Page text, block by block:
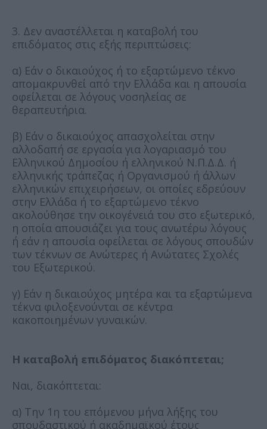
3. Δεν αναστέλλεται η καταβολή του
επιδόματος στις εξής περιπτώσεις:
α) Εάν ο δικαιούχος ή το εξαρτώμενο τέκνο
απομακρυνθεί από την Ελλάδα και η απουσία
οφείλεται σε λόγους νοσηλείας σε
θεραπευτήρια.
β) Εάν ο δικαιούχος απασχολείται στην
αλλοδαπή σε εργασία για λογαριασμό του
Ελληνικού Δημοσίου ή ελληνικού Ν.Π.Δ.Δ. ή
ελληνικής τράπεζας ή Οργανισμού ή άλλων
ελληνικών επιχειρήσεων, οι οποίες εδρεύουν
στην Ελλάδα ή το εξαρτώμενο τέκνο
ακολούθησε την οικογένειά του στο εξωτερικό,
η οποία απουσιάζει για τους ανωτέρω λόγους
ή εάν η απουσία οφείλεται σε λόγους σπουδών
των τέκνων σε Ανώτερες ή Ανώτατες Σχολές
του Εξωτερικού.
γ) Εάν η δικαιούχος μητέρα και τα εξαρτώμενα
τέκνα φιλοξενούνται σε κέντρα
κακοποιημένων γυναικών.
Η καταβολή επιδόματος διακόπτεται;
Ναι, διακόπτεται:
α) Την 1η του επόμενου μήνα λήξης του
σπουδαστικού ή ακαδημαϊκού έτους